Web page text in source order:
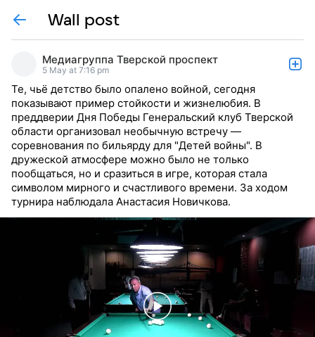
Wall post
Медиагруппа Тверской проспект
5 May at 7:16 pm
Те, чьё детство было опалено войной, сегодня
показывают пример стойкости и жизнелюбия. В
преддверии Дня Победы Генеральский клуб Тверской
области организовал необычную встречу —
соревнования по бильярду для "Детей войны". В
дружеской атмосфере можно было не только
пообщаться, но и сразиться в игре, которая стала
символом мирного и счастливого времени. За ходом
турнира наблюдала Анастасия Новичкова.